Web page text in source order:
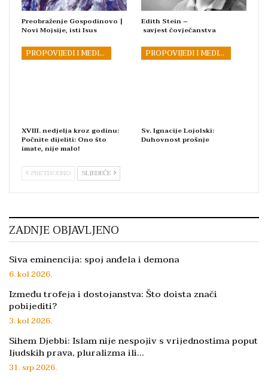
Preobraženje Gospodinovo |
Novi Mojsije, isti Isus
Edith Stein –
savjest čovječanstva
PROPOVIJEDI I MEDITACIJE
XVIII. nedjelja kroz godinu:
Počnite dijeliti: Ono što
imate, nije malo!
PROPOVIJEDI I MEDITACIJE
Sv. Ignacije Lojolski:
Duhovnost prošnje
PRETHODNO SLJEDEĆE
ZADNJE OBJAVLJENO
Siva eminencija: spoj anđela i demona
6. kol 2026.
Između trofeja i dostojanstva: Što doista znači
pobijediti?
3. kol 2026.
Sihem Djebbi: Islam nije nespojiv s vrijednostima poput
ljudskih prava, pluralizma ili…
31. srp 2026.